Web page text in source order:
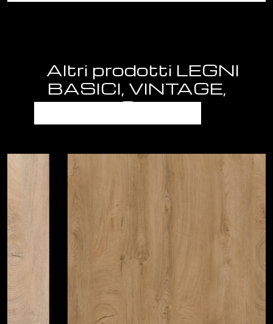
Altri prodotti LEGNI
BASICI, VINTAGE,
ENDGRAIN